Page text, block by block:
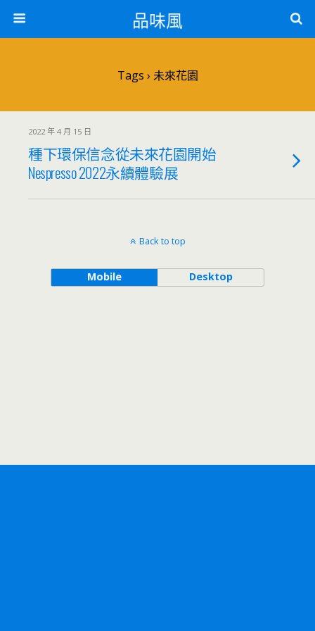
品味風
Tags › 未來花園
2022 年 4 月 15 日
種下環保信念從未來花園開始
Nespresso 2022永續體驗展
Back to top
Mobile Desktop